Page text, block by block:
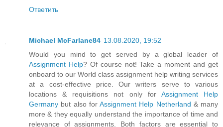
Ответить
Michael McFarlane84 13.08.2020, 19:52
Would you mind to get served by a global leader of
Assignment Help? Of course not! Take a moment and get
onboard to our World class assignment help writing services
at a cost-effective price. Our writers serve to various
locations & requisitions not only for Assignment Help
Germany but also for Assignment Help Netherland & many
more & they equally understand the importance of time and
relevance of assignments. Both factors are essential to